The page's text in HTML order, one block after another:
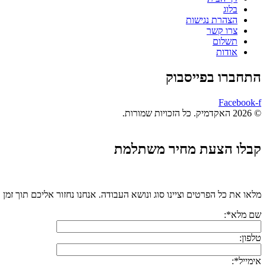
בלוג
הצהרת נגישות
צרו קשר
תשלום
אודות
התחברו בפייסבוק
Facebook-f
© 2026 האקדמיק. כל הזכויות שמורות.
קבלו הצעת מחיר משתלמת
מלאו את כל הפרטים וציינו סוג ונושא העבודה. אנחנו נחזור אליכם תוך
שם מלא*:
טלפון:
אימייל*: